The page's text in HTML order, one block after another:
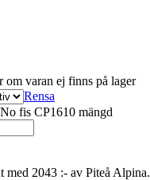
om varan ej finns på lager
Rensa
fis CP1610 mängd
med 2043 :- av Piteå Alpina.